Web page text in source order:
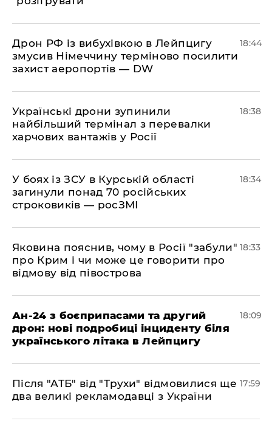
​Дрон РФ із вибухівкою в Лейпцигу
змусив Німеччину терміново посилити
захист аеропортів — DW
18:44
​Українські дрони зупинили
найбільший термінал з перевалки
харчових вантажів у Росії
18:38
​У боях із ЗСУ в Курській області
загинули понад 70 російських
строковиків — росЗМІ
18:34
​Яковина пояснив, чому в Росії "забули"
про Крим і чи може це говорити про
відмову від півострова
18:33
​Ан-24 з боєприпасами та другий
дрон: нові подробиці інциденту біля
українського літака в Лейпцигу
18:09
​Після "АТБ" від "Трухи" відмовилися ще
два великі рекламодавці з України
17:59